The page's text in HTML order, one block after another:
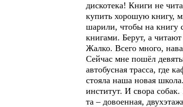
дискотека! Книги не
купить хорошую книгу,
шарили, чтобы на книгу
книгами. Берут, а
Жалко. Всего много,
Сейчас мне пошёл
автобусная трасса, где
стояла наша новая
институт. И свора
та – довоенная,